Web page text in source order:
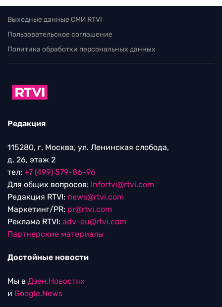
Выходные данные СМИ RTVI
Пользовательское соглашение
Политика обработки персональных данных
Редакция
115280, г. Москва, ул. Ленинская слобода,
д. 26, этаж 2
тел: +7 (499) 579-86-96
Для общих вопросов: Infortvi@rtvi.com
Редакция RTVI: news@rtvi.com
Маркетинг/PR: pr@rtvi.com
Реклама RTVI: adv-eu@rtvi.com
Партнерские материалы
Достойные новости
Мы в Дзен.Новостях
и Google.News